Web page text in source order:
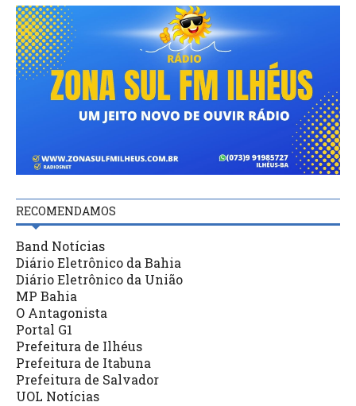
RECOMENDAMOS
Band Notícias
Diário Eletrônico da Bahia
Diário Eletrônico da União
MP Bahia
O Antagonista
Portal G1
Prefeitura de Ilhéus
Prefeitura de Itabuna
Prefeitura de Salvador
UOL Notícias